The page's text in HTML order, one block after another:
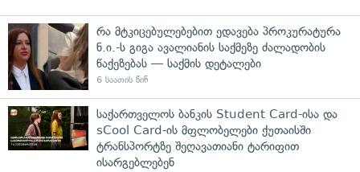
რა მტკიცებულებებით ედავება პროკურატურა
ნ.ი.-ს გიგა ავალიანის საქმეზე ძალადობის
წაქეზებას — საქმის დეტალები
6 საათის წინ
საქართველოს ბანკის Student Card-ისა და
sCool Card-ის მფლობელები ქუთაისში
ტრანსპორტზე შეღავათიანი ტარიფით
ისარგებლებენ